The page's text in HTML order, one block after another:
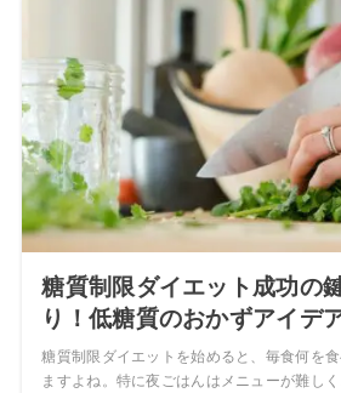
糖質制限ダイエット成功の
り！低糖質のおかずアイデ
糖質制限ダイエットを始めると、毎食何を
ますよね。特に夜ごはんはメニューが難し